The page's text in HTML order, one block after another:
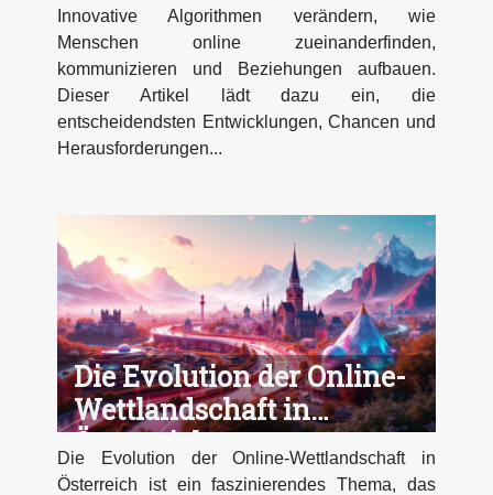
Innovative Algorithmen verändern, wie
Menschen online zueinanderfinden,
kommunizieren und Beziehungen aufbauen.
Dieser Artikel lädt dazu ein, die
entscheidendsten Entwicklungen, Chancen und
Herausforderungen...
Die Evolution der Online-
Wettlandschaft in
Österreich
Die Evolution der Online-Wettlandschaft in
Österreich ist ein faszinierendes Thema, das